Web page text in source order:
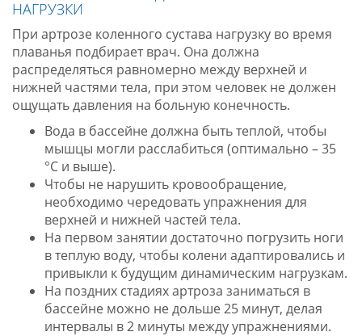
НАГРУЗКИ
При артрозе коленного сустава нагрузку во время
плаванья подбирает врач. Она должна
распределяться равномерно между верхней и
нижней частями тела, при этом человек не должен
ощущать давления на больную конечность.
Вода в бассейне должна быть теплой, чтобы
мышцы могли расслабиться (оптимально – 35
°С и выше).
Чтобы не нарушить кровообращение,
необходимо чередовать упражнения для
верхней и нижней частей тела.
На первом занятии достаточно погрузить ноги
в теплую воду, чтобы колени адаптировались и
привыкли к будущим динамическим нагрузкам.
На поздних стадиях артроза заниматься в
бассейне можно не дольше 25 минут, делая
интервалы в 2 минуты между упражнениями.